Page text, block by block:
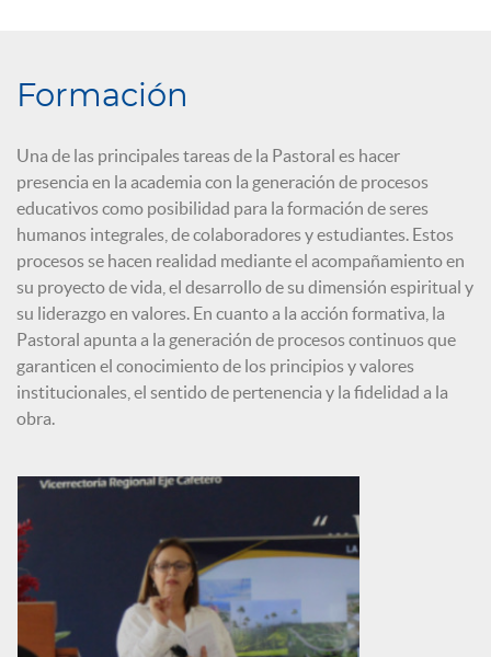
Formación
Una de las principales tareas de la Pastoral es hacer
presencia en la academia con la generación de procesos
educativos como posibilidad para la formación de seres
humanos integrales, de colaboradores y estudiantes. Estos
procesos se hacen realidad mediante el acompañamiento en
su proyecto de vida, el desarrollo de su dimensión espiritual y
su liderazgo en valores. En cuanto a la acción formativa, la
Pastoral apunta a la generación de procesos continuos que
garanticen el conocimiento de los principios y valores
institucionales, el sentido de pertenencia y la fidelidad a la
obra.